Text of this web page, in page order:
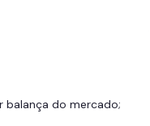
balança do mercado;